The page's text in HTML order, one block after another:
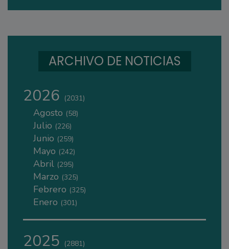
ARCHIVO DE NOTICIAS
2026 (2031)
Agosto (58)
Julio (226)
Junio (259)
Mayo (242)
Abril (295)
Marzo (325)
Febrero (325)
Enero (301)
2025 (2881)